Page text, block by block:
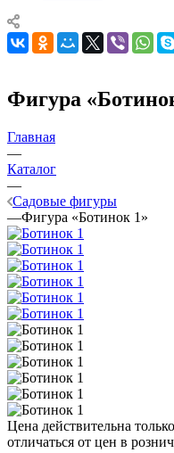
Фигура
Главная
—
Каталог
—
Садовые фигуры
—Фигура «Ботинок 1»
Цена действительна
отличаться от цен в